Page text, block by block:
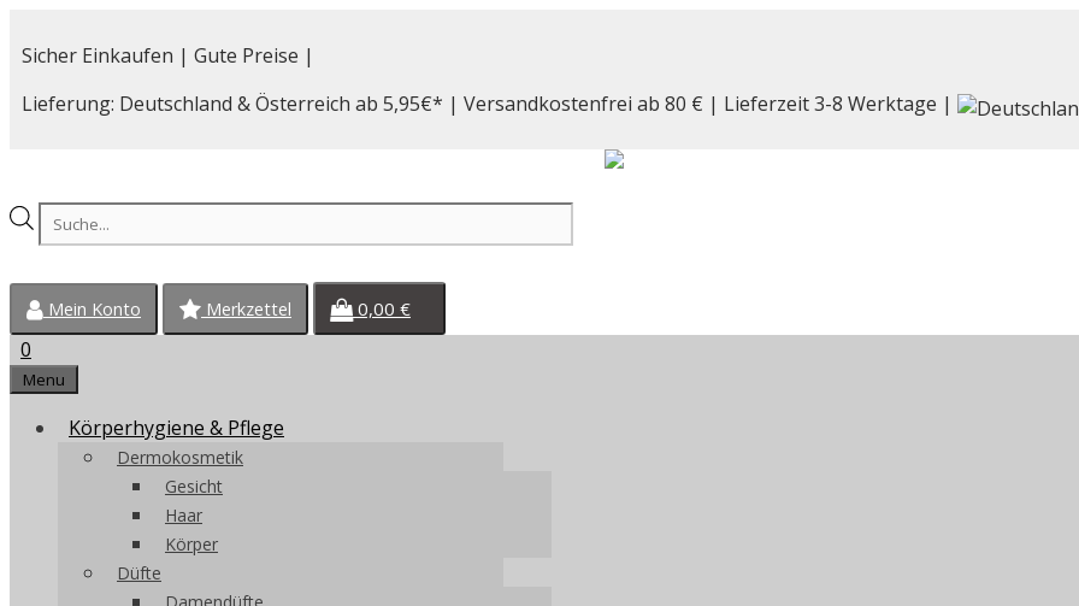
Inhalt
Sicher Einkaufen | Gute Preise |
Lieferung: Deutschland & Österreich ab 5,95€* | Versandkostenfrei ab 80 € | Lieferzeit 3-8 Werktage |
Products
search
Mein Konto Merkzettel 0,00 €
0
Menu
Körperhygiene & Pflege
Dermokosmetik
Gesicht
Haar
Körper
Düfte